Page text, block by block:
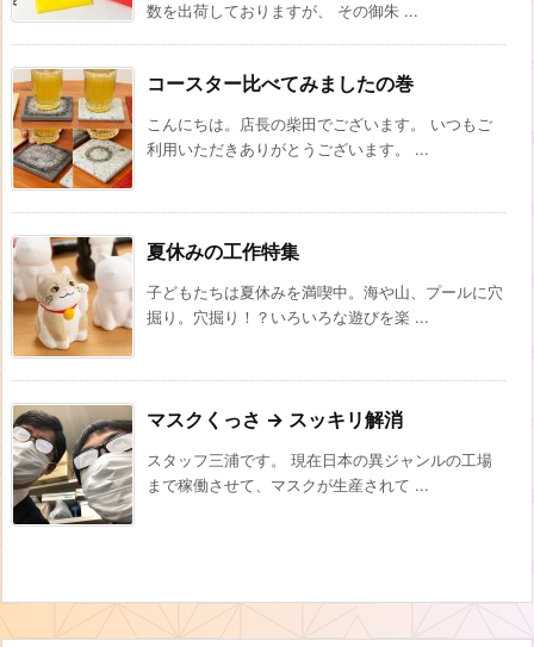
数を出荷しておりますが、 その御朱 ...
コースター比べてみましたの巻
こんにちは。店長の柴田でございます。 いつもご
利用いただきありがとうございます。 ...
夏休みの工作特集
子どもたちは夏休みを満喫中。海や山、プールに穴
掘り。穴掘り！？いろいろな遊びを楽 ...
マスクくっさ → スッキリ解消
スタッフ三浦です。 現在日本の異ジャンルの工場
まで稼働させて、マスクが生産されて ...